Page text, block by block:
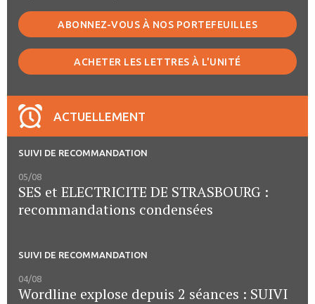
ABONNEZ-VOUS À NOS PORTEFEUILLES
ACHETER LES LETTRES À L'UNITÉ
ACTUELLEMENT
SUIVI DE RECOMMANDATION
05/08
SES et ELECTRICITE DE STRASBOURG :
recommandations condensées
SUIVI DE RECOMMANDATION
04/08
Wordline explose depuis 2 séances : SUIVI